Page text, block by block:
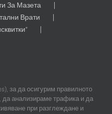
За Мазета
Врати
за да осигурим правилното
анализираме трафика и да
при разглеждане и